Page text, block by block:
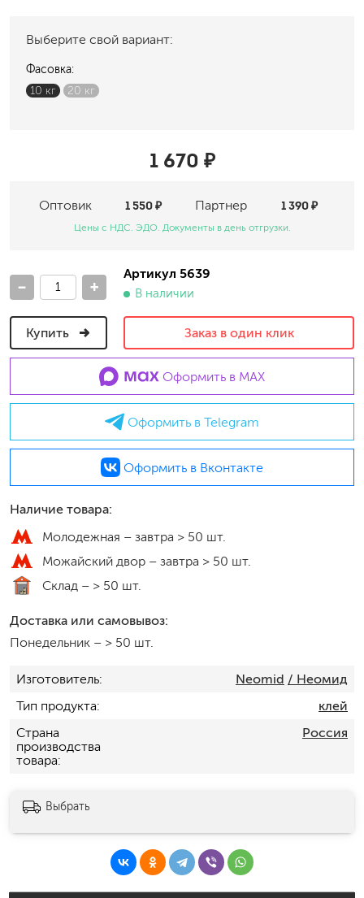
Выберите свой вариант:
Фасовка:
10 кг
20 кг
1 670 ₽
Оптовик Партнер
1 550 ₽ 1 390 ₽
Цены с НДС. ЭДО. Документы в день отгрузки.
- +
Артикул 5639
В наличии
Купить Заказ в один клик
Оформить в MAX
Оформить в Telegram
Оформить в Вконтакте
Наличие товара:
Молодежная – завтра > 50 шт.
Можайский двор – завтра > 50 шт.
Склад – > 50 шт.
Доставка или самовывоз:
Понедельник – > 50 шт.
Изготовитель Neomid / Неомид
Тип продукта
клей
Страна
производства
товара
Россия
Выбрать